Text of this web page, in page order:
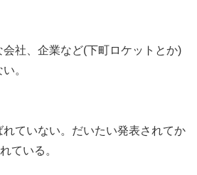
社、企業など(下町ロケットとか)
。
ていない。だいたい発表されてか
ている。